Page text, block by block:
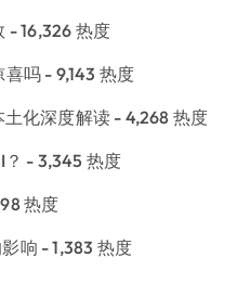
- 16,326 热度
喜吗 - 9,143 热度
化深度解读 - 4,268 热度
- 3,345 热度
热度
响 - 1,383 热度